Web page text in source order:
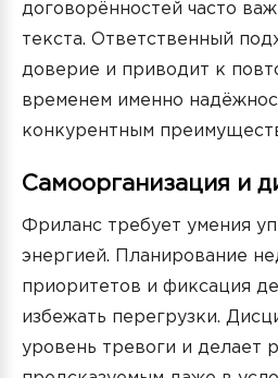
договорённостей часто
текста. Ответственный
доверие и приводит к
временем именно
конкурентным
Самоорганизация и
Фриланс требует умения
энергией. Планирование
приоритетов и фиксация
избежать перегрузки.
уровень тревоги и делает